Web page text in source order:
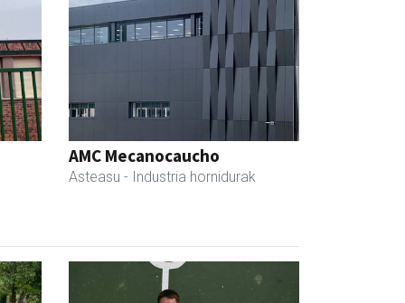
AMC Mecanocaucho
Asteasu - Industria hornidurak